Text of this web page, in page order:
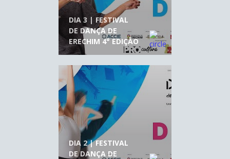
DIA 3 | FESTIVAL
DE DANÇA DE
ERECHIM 4° EDIÇÃO
DIA 2 | FESTIVAL
DE DANÇA DE